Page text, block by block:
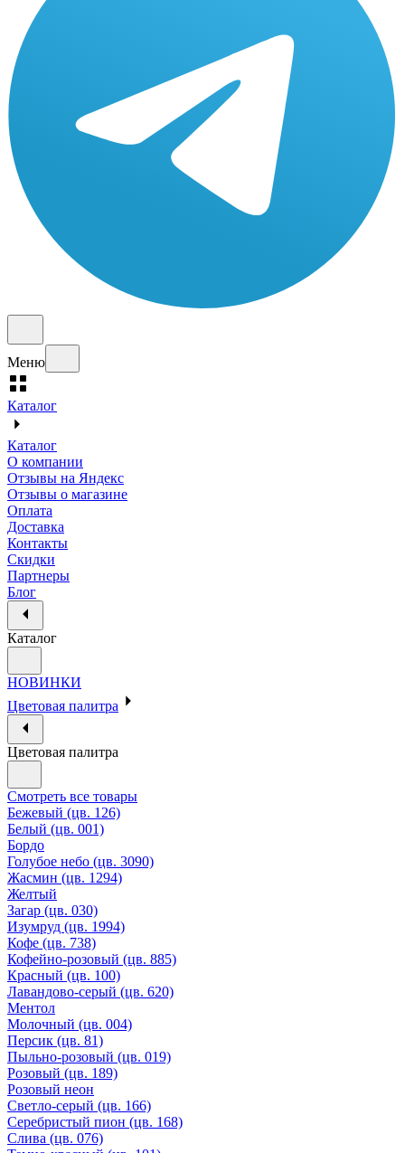
Меню
Каталог
Каталог
О компании
Отзывы на Яндекс
Отзывы о магазине
Оплата
Доставка
Контакты
Скидки
Партнеры
Блог
Каталог
НОВИНКИ
Цветовая палитра
Цветовая палитра
Смотреть все товары
Бежевый (цв. 126)
Белый (цв. 001)
Бордо
Голубое небо (цв. 3090)
Жасмин (цв. 1294)
Желтый
Загар (цв. 030)
Изумруд (цв. 1994)
Кофе (цв. 738)
Кофейно-розовый (цв. 885)
Красный (цв. 100)
Лавандово-серый (цв. 620)
Ментол
Молочный (цв. 004)
Персик (цв. 81)
Пыльно-розовый (цв. 019)
Розовый (цв. 189)
Розовый неон
Светло-серый (цв. 166)
Серебристый пион (цв. 168)
Слива (цв. 076)